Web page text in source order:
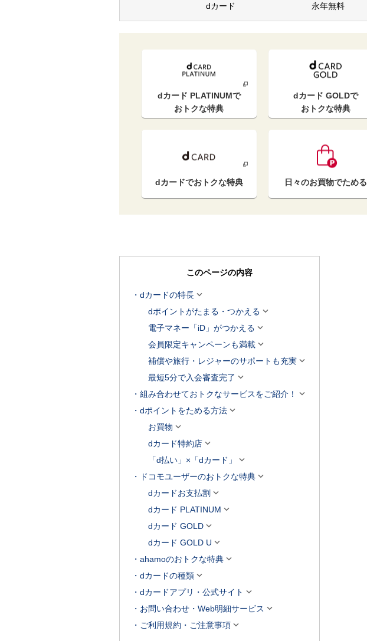
dカード 永年無料
dカード PLATINUMで
おトクな特典
dカード GOLDで
おトクな特典
dカードでおトクな特典 日々のお買物でためる
このページの内容
dカードの特長
dポイントがたまる・つかえる 
電子マネー「iD」がつかえる 
会員限定キャンペーンも満載
補償や旅行・レジャーのサポートも充実
最短5分で入会審査完了 
組み合わせておトクなサービスをご紹介！ 
dポイントをためる方法
お買物 
dカード特約店
「d払い」×「dカード」 
ドコモユーザーのおトクな特典
dカードお支払割
dカード PLATINUM 
dカード GOLD
dカード GOLD U 
ahamoのおトクな特典
dカードの種類
dカードアプリ・公式サイト 
お問い合わせ・Web明細サービス 
ご利用規約・ご注意事項